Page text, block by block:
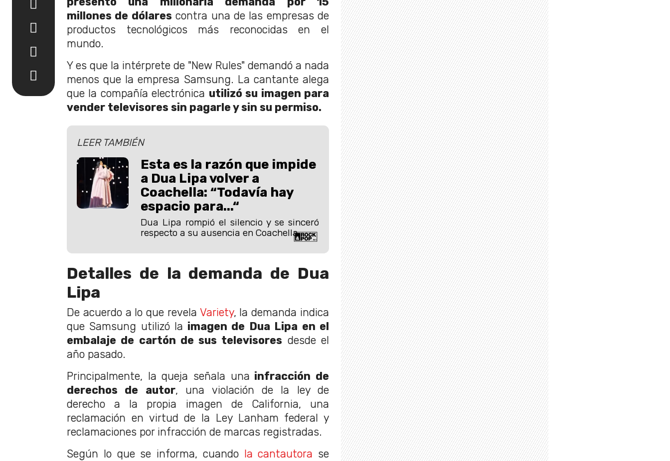
millones de dólares contra una de las empresas de
productos tecnológicos más reconocidas en el
mundo.
Y es que la intérprete de "New Rules" demandó a nada
menos que la empresa Samsung. La cantante alega
que la compañía electrónica utilizó su imagen para
vender televisores sin pagarle y sin su permiso.
LEER TAMBIÉN
Esta es la razón que impide
a Dua Lipa volver a
Coachella: “Todavía hay
espacio para...“
Dua Lipa rompió el silencio y se sinceró
respecto a su ausencia en Coachella.
Detalles de la demanda de Dua
Lipa
De acuerdo a lo que revela Variety, la demanda indica
que Samsung utilizó la imagen de Dua Lipa en el
embalaje de cartón de sus televisores desde el
año pasado.
Principalmente, la queja señala una infracción de
derechos de autor, una violación de la ley de
derecho a la propia imagen de California, una
reclamación en virtud de la Ley Lanham federal y
reclamaciones por infracción de marcas registradas.
Según lo que se informa, cuandola cantautora se